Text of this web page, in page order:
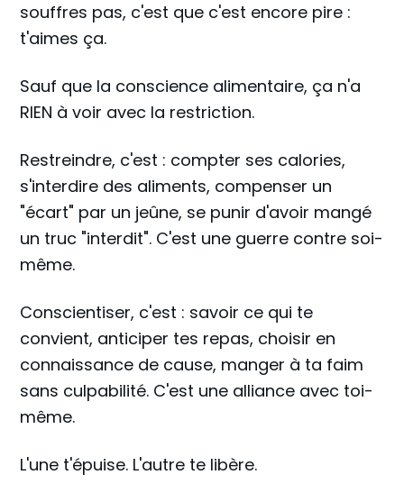
souffres pas, c'est que c'est encore pire :
t'aimes ça.
Sauf que la conscience alimentaire, ça n'a
RIEN à voir avec la restriction.
Restreindre, c'est : compter ses calories,
s'interdire des aliments, compenser un
"écart" par un jeûne, se punir d'avoir mangé
un truc "interdit". C'est une guerre contre soi-
même.
Conscientiser, c'est : savoir ce qui te
convient, anticiper tes repas, choisir en
connaissance de cause, manger à ta faim
sans culpabilité. C'est une alliance avec toi-
même.
L'une t'épuise. L'autre te libère.